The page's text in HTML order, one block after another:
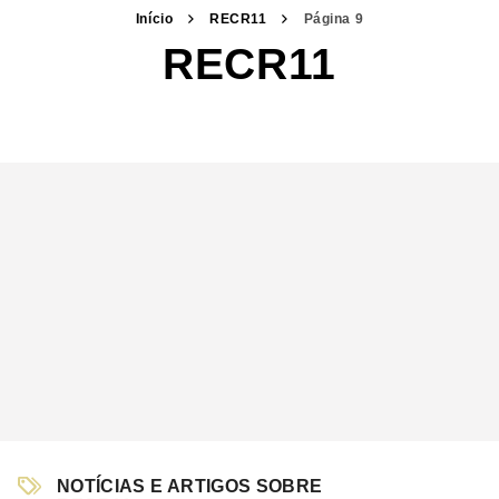
Início RECR11 Página 9
RECR11
NOTÍCIAS E ARTIGOS SOBRE